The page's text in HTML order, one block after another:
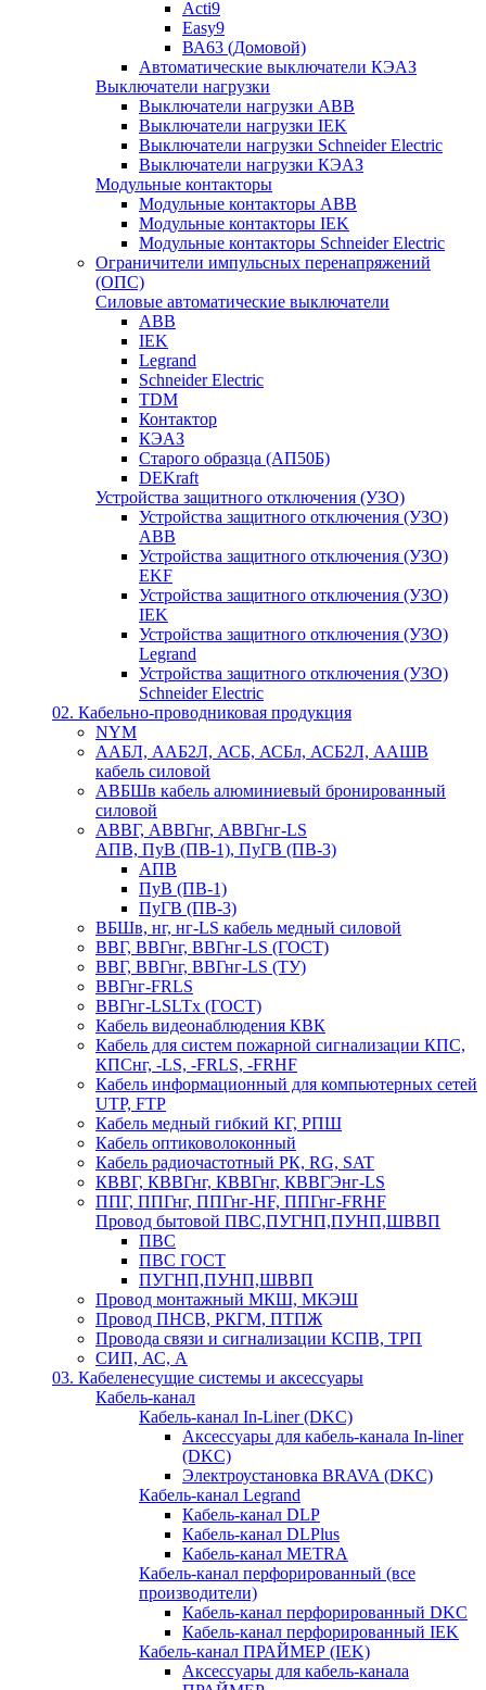
Acti9
Easy9
ВА63 (Домовой)
Автоматические выключатели КЭАЗ
Выключатели нагрузки
Выключатели нагрузки ABB
Выключатели нагрузки IEK
Выключатели нагрузки Schneider Electric
Выключатели нагрузки КЭАЗ
Модульные контакторы
Модульные контакторы ABB
Модульные контакторы IEK
Модульные контакторы Schneider Electric
Ограничители импульсных перенапряжений
(ОПС)
Силовые автоматические выключатели
ABB
IEK
Legrand
Schneider Electric
TDM
Контактор
КЭАЗ
Старого образца (АП50Б)
DEKraft
Устройства защитного отключения (УЗО)
Устройства защитного отключения (УЗО)
ABB
Устройства защитного отключения (УЗО)
EKF
Устройства защитного отключения (УЗО)
IEK
Устройства защитного отключения (УЗО)
Legrand
Устройства защитного отключения (УЗО)
Schneider Electric
02. Кабельно-проводниковая продукция
NYM
ААБЛ, ААБ2Л, АСБ, АСБл, АСБ2Л, ААШВ
кабель силовой
АВБШв кабель алюминиевый бронированный
силовой
АВВГ, АВВГнг, АВВГнг-LS
АПВ, ПуВ (ПВ-1), ПуГВ (ПВ-3)
АПВ
ПуВ (ПВ-1)
ПуГВ (ПВ-3)
ВБШв, нг, нг-LS кабель медный силовой
ВВГ, ВВГнг, ВВГнг-LS (ГОСТ)
ВВГ, ВВГнг, ВВГнг-LS (ТУ)
ВВГнг-FRLS
ВВГнг-LSLTx (ГОСТ)
Кабель видеонаблюдения КВК
Кабель для систем пожарной сигнализации КПС,
КПСнг, -LS, -FRLS, -FRHF
Кабель информационный для компьютерных сетей
UTP, FTP
Кабель медный гибкий КГ, РПШ
Кабель оптиковолоконный
Кабель радиочастотный РК, RG, SAT
КВВГ, КВВГнг, КВВГнг, КВВГЭнг-LS
ППГ, ППГнг, ППГнг-HF, ППГнг-FRHF
Провод бытовой ПВС,ПУГНП,ПУНП,ШВВП
ПВС
ПВС ГОСТ
ПУГНП,ПУНП,ШВВП
Провод монтажный МКШ, МКЭШ
Провод ПНСВ, РКГМ, ПТПЖ
Провода связи и сигнализации КСПВ, ТРП
СИП, АС, А
03. Кабеленесущие системы и аксессуары
Кабель-канал
Кабель-канал In-Liner (DKC)
Аксессуары для кабель-канала In-liner
(DKC)
Электроустановка BRAVA (DKC)
Кабель-канал Legrand
Кабель-канал DLP
Кабель-канал DLPlus
Кабель-канал METRA
Кабель-канал перфорированный (все
производители)
Кабель-канал перфорированный DKC
Кабель-канал перфорированный IEK
Кабель-канал ПРАЙМЕР (IEK)
Аксессуары для кабель-канала